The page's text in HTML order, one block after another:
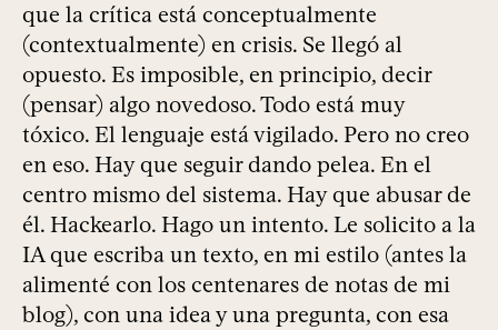
que la crítica está conceptualmente
(contextualmente) en crisis. Se llegó al
opuesto. Es imposible, en principio, decir
(pensar) algo novedoso. Todo está muy
tóxico. El lenguaje está vigilado. Pero no creo
en eso. Hay que seguir dando pelea. En el
centro mismo del sistema. Hay que abusar de
él. Hackearlo. Hago un intento. Le solicito a la
IA que escriba un texto, en mi estilo (antes la
alimenté con los centenares de notas de mi
blog), con una idea y una pregunta, con esa